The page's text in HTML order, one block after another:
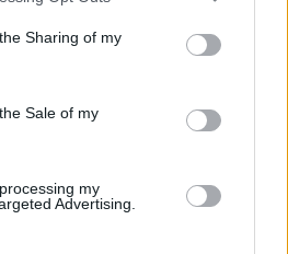
usage behaviour. You may click to
and its third-party tags to
purposes in below Google
Sharing of my
Sale of my
my
Advertising.
sablonos -
amelynek a jelen
közlései jórészt
maguknak kell elmondaniuk,
is felfogni - talán.
mindazonáltal